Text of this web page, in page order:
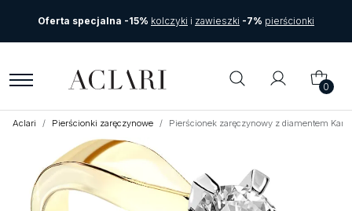
Oferta specjalna -15% kolczyki i zawieszki -7% pierścionki
0
Aclari Pierścionki zaręczynowe Pierścionek zaręczynowy z diamentem